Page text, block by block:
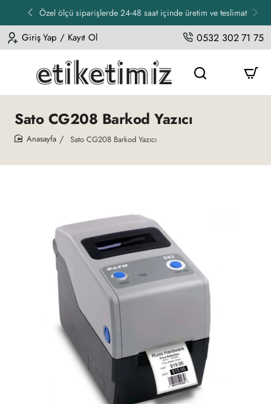
Özel ölçü siparişlerde 24-48 saat içinde üretim ve teslimat
Giriş Yap / Kayıt Ol 0532 302 71 75
Sato CG208 Barkod Yazıcı
Sato CG208 Barkod Yazıcı